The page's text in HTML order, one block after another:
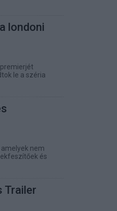
londoni
le a széria
nem
és
Trailer